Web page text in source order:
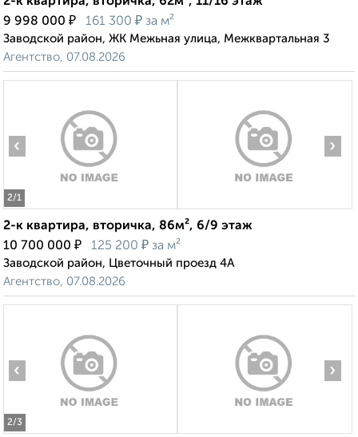
9 998 000 ₽ 161 300 ₽ за м²
Заводской район, ЖК Межьная улица, Межквартальная 3
Агентство, 07.08.2026
2/1
‹ ›
2-к квартира, вторичка, 86м², 6/9 этаж
10 700 000 ₽ 125 200 ₽ за м²
Заводской район, Цветочный проезд 4А
Агентство, 07.08.2026
2/3
‹ ›